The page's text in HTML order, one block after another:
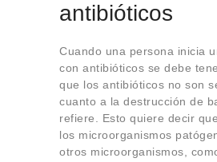
antibióticos
Cuando una persona inicia
con antibióticos se debe
que los antibióticos no son
cuanto a la destrucción de
refiere. Esto quiere decir
los microorganismos
otros microorganismos,